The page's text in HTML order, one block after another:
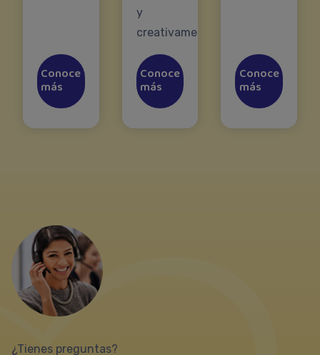
Conoce
más
y
creativamente.
Conoce
más
Conoce
más
¿Tienes preguntas?